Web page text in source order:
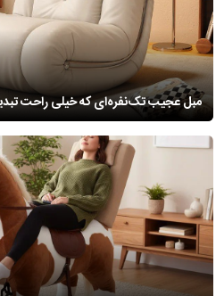
مبل عجیب تک‌نفره‌ای که خیلی راحت